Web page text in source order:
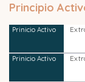
Principio